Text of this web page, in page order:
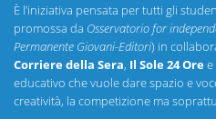
È l’iniziativa pensata per tutti gli
promossa da Osservatorio for
Permanente Giovani-Editori) in
Corriere della Sera, Il Sole 24 Oree
educativo che vuole dare spazio e
creatività, la competizione ma